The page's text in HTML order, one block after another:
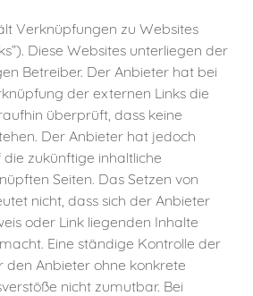
Verknüpfungen zu Websites
Diese Websites unterliegen der
Betreiber. Der Anbieter hat bei
der externen Links die
überprüft, dass keine
Der Anbieter hat jedoch
die zukünftige inhaltliche
Seiten. Das Setzen von
nicht, dass sich der Anbieter
oder Link liegenden Inhalte
Eine ständige Kontrolle der
den Anbieter ohne konkrete
nicht zumutbar. Bei